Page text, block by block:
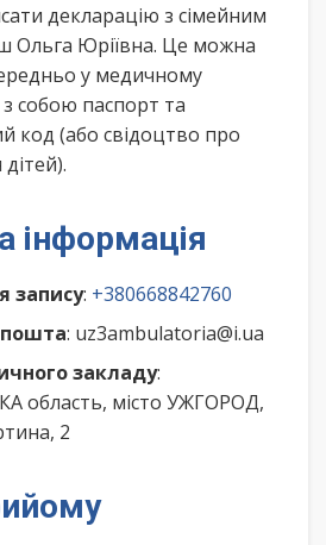
декларацію з сімейним
Ольга Юріївна. Це можна
у медичному
собою паспорт та
код (або свідоцтво про
інформація
запису: +380668842760
: uz3ambulatoria@i.ua
закладу:
область, місто УЖГОРОД,
2